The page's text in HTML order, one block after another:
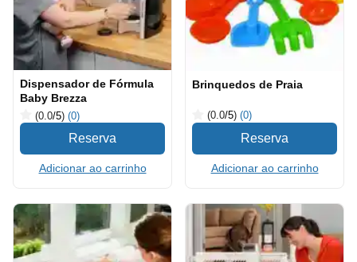
Dispensador de Fórmula
Baby Brezza
(0.0/5) (0)
Adicionar ao carrinho
Brinquedos de Praia
(0.0/5) (0)
Adicionar ao carrinho